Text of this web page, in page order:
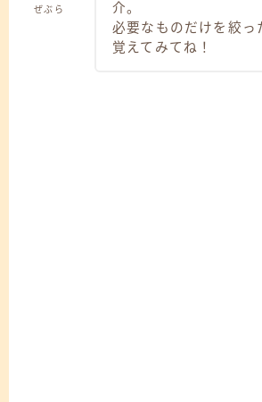
ぜぶら
介。
必要なものだけを絞っ
覚えてみてね！